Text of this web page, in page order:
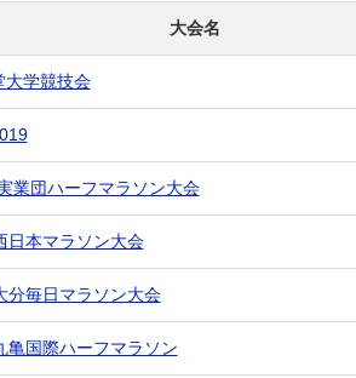
大会名
学競技会
業団ハーフマラソン大会
本マラソン大会
毎日マラソン大会
国際ハーフマラソン